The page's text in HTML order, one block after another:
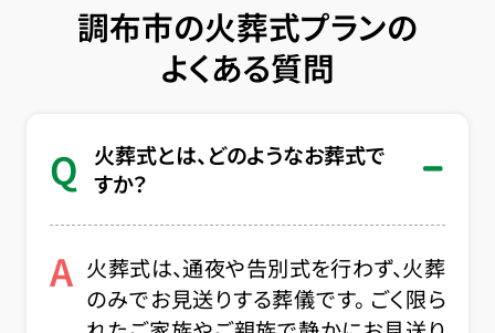
調布市の火葬式プランの
よくある質問
Q
火葬式とは、どのようなお葬式で
すか？
A 火葬式は、通夜や告別式を行わず、火葬
のみでお見送りする葬儀です。 ごく限ら